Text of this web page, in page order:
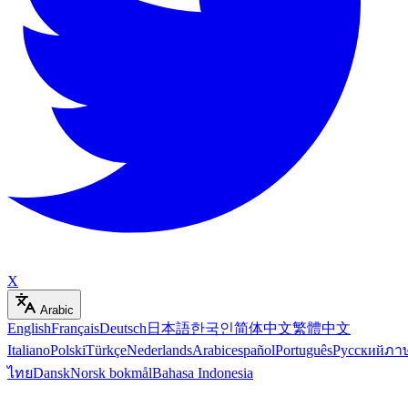
X
Arabic
EnglishFrançaisDeutsch 日本語한국인简体中文繁體中文
ItalianoPolskiTürkçeNederlandsArabicespañolPortuguêsРусскийภา
ไทยDanskNorsk bokmålBahasa Indonesia